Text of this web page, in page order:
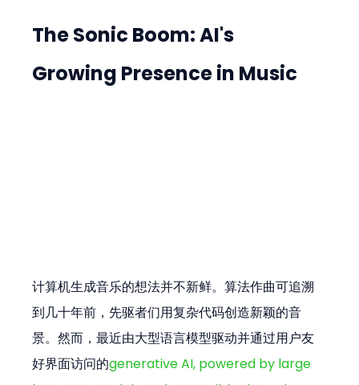
The Sonic Boom: AI's
Growing Presence in Music
计算机生成音乐的想法并不新鲜。算法作曲可追溯
到几十年前，先驱者们用复杂代码创造新颖的音
景。然而，最近由大型语言模型驱动并通过用户友
好界面访问的generative AI, powered by large